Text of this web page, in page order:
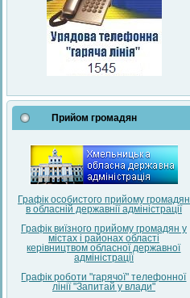
Прийом громадян
Графік особистого прийому громадян
в обласній державнії адміністрації
Графік виїзного прийому громадян у
містах і районах області
керівництвом обласної державної
адміністрації
Графік роботи "гарячої" телефонної
лінії "Запитай у влади"